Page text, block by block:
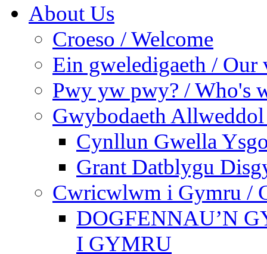
About Us
Croeso / Welcome
Ein gweledigaeth / Our
Pwy yw pwy? / Who's
Gwybodaeth
Cynllun Gwella
Grant Datblygu
Cwricwlwm i Gymru /
DOGFENNAU’N
I GYMRU